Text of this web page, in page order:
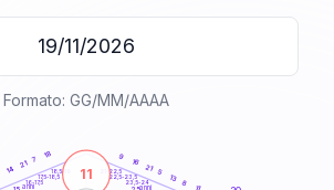
Formato: GG/MM/AAAA
16-17,5
17,5-18,5
18,5-19
21-22,5
22,5-23,5
23,5-24
14
21 7
18 9
16
21 5
13 8
11
11
anni anni